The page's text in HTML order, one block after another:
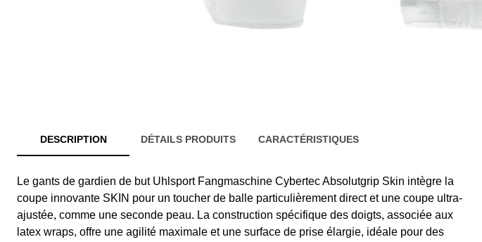
DESCRIPTION DÉTAILS PRODUITS CARACTÉRISTIQUES
Le gants de gardien de but Uhlsport Fangmaschine Cybertec Absolutgrip Skin intègre la
coupe innovante SKIN pour un toucher de balle particulièrement direct et une coupe ultra-
ajustée, comme une seconde peau. La construction spécifique des doigts, associée aux
latex wraps, offre une agilité maximale et une surface de prise élargie, idéale pour des